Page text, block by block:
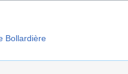
Bollardière